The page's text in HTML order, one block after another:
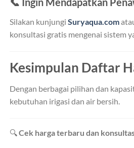
Silakan kunjungi Suryaqua.com
konsultasi gratis mengenai sistem
Kesimpulan Daftar
Dengan berbagai pilihan dan
kebutuhan irigasi dan air bersih.
🔍Cek harga terbaru dan